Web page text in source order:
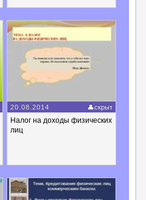
20.08.2014 скрыт
Налог на доходы физических
лиц